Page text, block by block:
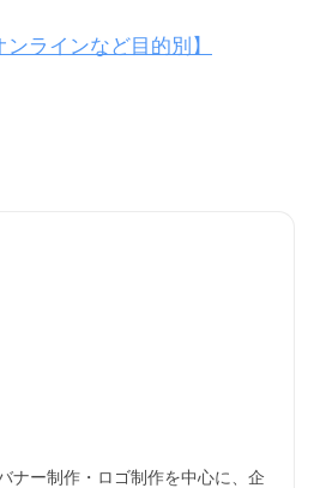
ラインなど目的別】
ー制作・ロゴ制作を中心に、企